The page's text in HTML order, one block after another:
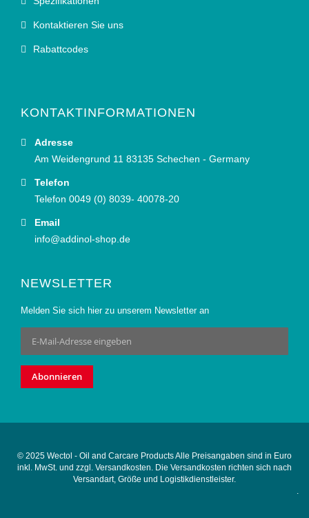
Kontaktieren Sie uns
Rabattcodes
KONTAKTINFORMATIONEN
Adresse
Am Weidengrund 11 83135 Schechen - Germany
Telefon
Telefon 0049 (0) 8039- 40078-20
Email
info@addinol-shop.de
NEWSLETTER
Melden Sie sich hier zu unserem Newsletter an
Anmeldung
zum
Newsletter:
Abonnieren
© 2025 Wectol - Oil and Carcare Products Alle Preisangaben sind in Euro
inkl. MwSt. und zzgl. Versandkosten. Die Versandkosten richten sich nach
Versandart, Größe und Logistikdienstleister.